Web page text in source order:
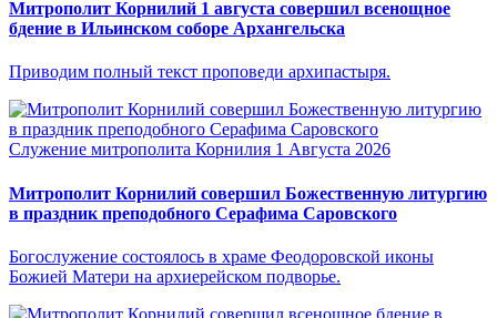
Митрополит Корнилий 1 августа совершил всенощное
бдение в Ильинском соборе Архангельска
Приводим полный текст проповеди архипастыря.
Служение митрополита Корнилия 1 Августа 2026
Митрополит Корнилий совершил Божественную литургию
в праздник преподобного Серафима Саровского
Богослужение состоялось в храме Феодоровской иконы
Божией Матери на архиерейском подворье.